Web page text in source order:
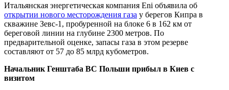
Итальянская энергетическая компания Eni объявила об
открытии нового месторождения газа у берегов Кипра в
скважине Зевс-1, пробуренной на блоке 6 в 162 км от
береговой линии на глубине 2300 метров. По
предварительной оценке, запасы газа в этом резерве
составляют от 57 до 85 млрд кубометров.
Начальник Генштаба ВС Польши прибыл в Киев с
визитом